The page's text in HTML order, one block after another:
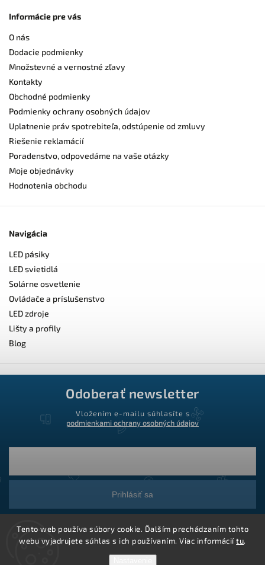
Tento web používa súbory cookie. Ďalším prechádzaním tohto
webu vyjadrujete súhlas s ich používaním. Viac informáciítu.
Informácie pre vás
O nás
Dodacie podmienky
Množstevné a vernostné zľavy
Kontakty
Obchodné podmienky
Podmienky ochrany osobných údajov
Uplatnenie práv spotrebiteľa, odstúpenie od zmluvy
Riešenie reklamácií
Poradenstvo, odpovedáme na vaše otázky
Moje objednávky
Hodnotenia obchodu
Navigácia
LED pásiky
LED svietidlá
Solárne osvetlenie
Ovládače a príslušenstvo
LED zdroje
Lišty a profily
Blog
Odoberať newsletter
Vložením e-mailu súhlasíte s
podmienkami ochrany osobných údajov
Prihlásiť sa